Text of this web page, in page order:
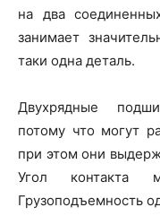
на два
занимает
таки одна деталь.
Двухрядные
потому что могут
при этом они
Угол контакта
Грузоподъемность